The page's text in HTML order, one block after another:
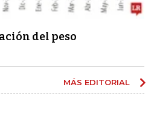
del peso
MÁS EDITORIAL